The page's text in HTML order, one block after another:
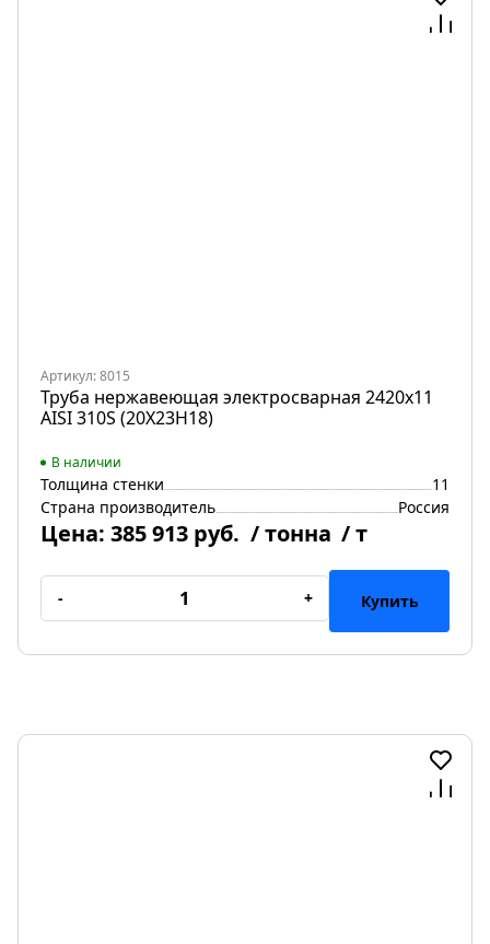
Артикул: 8015
Труба нержавеющая электросварная 2420х11
AISI 310S (20Х23Н18)
В наличии
Толщина стенки
11
Страна производитель
Россия
Цена: 385 913 руб. / тонна / т
- + Купить